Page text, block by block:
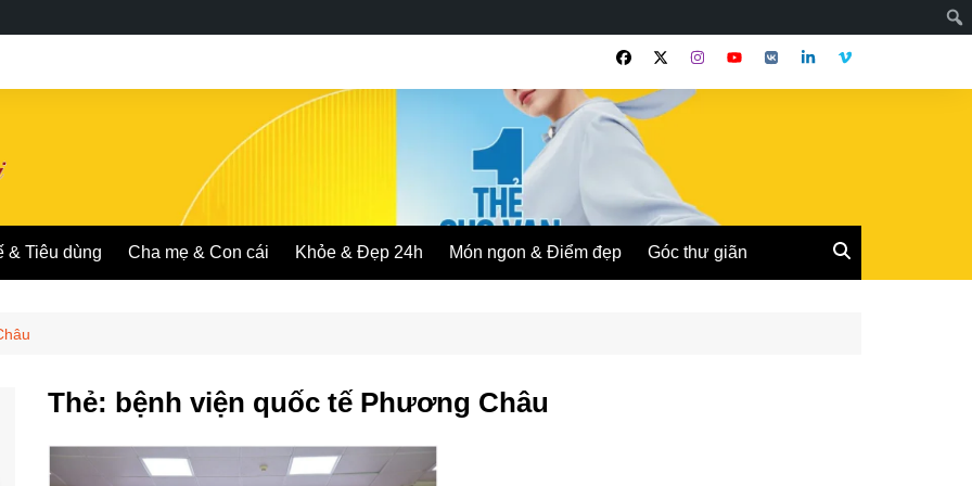
& Tiêu dùng Cha mẹ & Con cái Khỏe & Đẹp 24h Món ngon & Điểm đẹp Góc thư giãn
Thẻ: bệnh viện quốc tế Phương Châu